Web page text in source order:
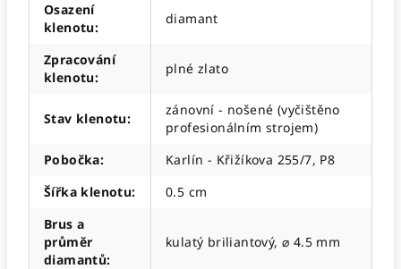
Osazení
klenotu:
diamant
Zpracování
klenotu:
plné zlato
Stav klenotu:
zánovní - nošené (vyčištěno
profesionálním strojem)
Pobočka:
Karlín - Křižíkova 255/7, P8
Šířka klenotu:
0.5 cm
Brus a
průměr
diamantů:
kulatý briliantový, ⌀ 4.5 mm